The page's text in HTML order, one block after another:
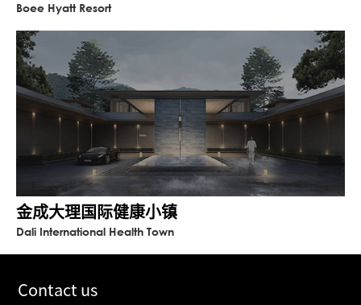
Boee Hyatt Resort
金成大理国际健康小镇
Dali International Health Town
Contact us